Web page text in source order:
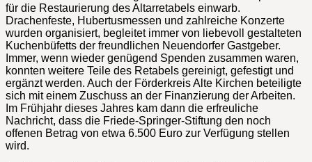
für die Restaurierung des Altarretabels einwarb.
Drachenfeste, Hubertusmessen und zahlreiche Konzerte
wurden organisiert, begleitet immer von liebevoll gestalteten
Kuchenbüfetts der freundlichen Neuendorfer Gastgeber.
Immer, wenn wieder genügend Spenden zusammen waren,
konnten weitere Teile des Retabels gereinigt, gefestigt und
ergänzt werden. Auch der Förderkreis Alte Kirchen beteiligte
sich mit einem Zuschuss an der Finanzierung der Arbeiten.
Im Frühjahr dieses Jahres kam dann die erfreuliche
Nachricht, dass die Friede-Springer-Stiftung den noch
offenen Betrag von etwa 6.500 Euro zur Verfügung stellen
wird.